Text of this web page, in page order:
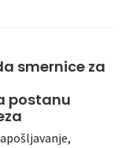
smernice za
postanu